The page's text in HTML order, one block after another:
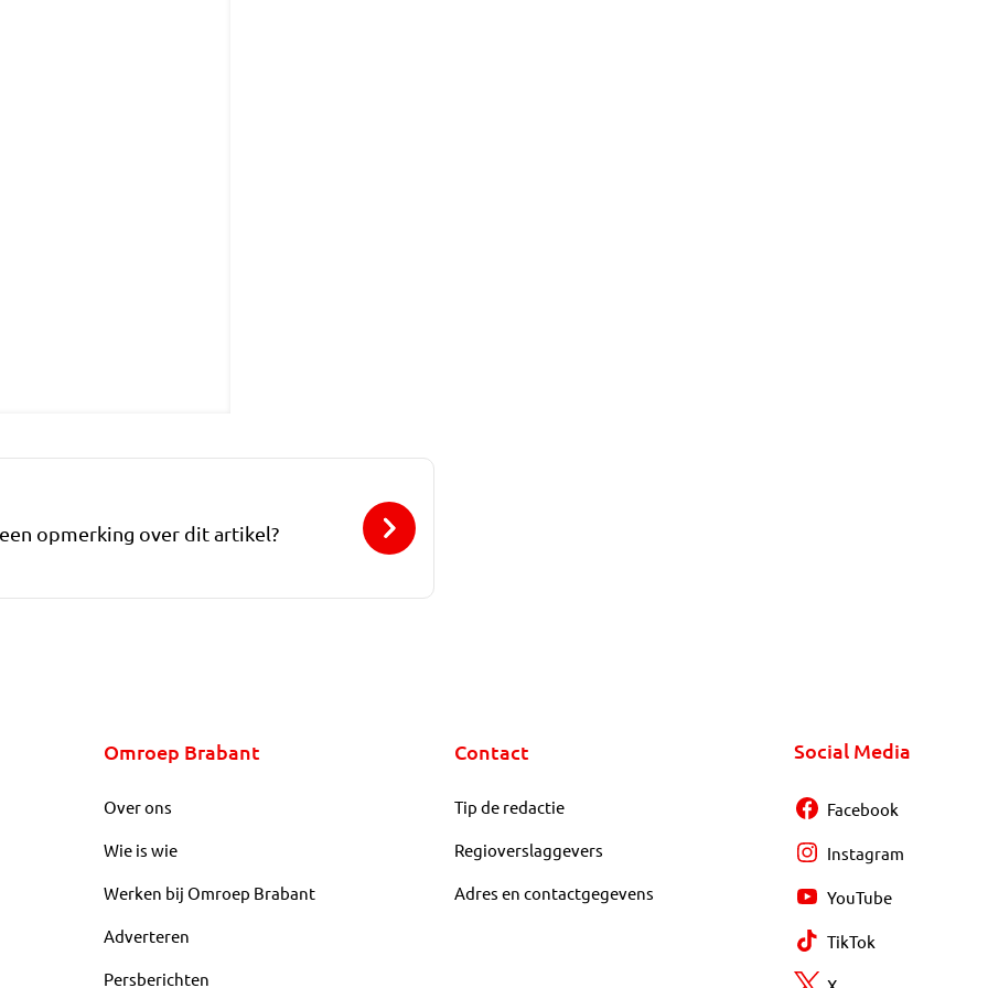
opmerking over dit artikel?
Omroep Brabant
Over ons
Wie is wie
Werken bij Omroep Brabant
Adverteren
Persberichten
Contact
Tip de redactie
Regioverslaggevers
Adres en contactgegevens
Social Media
Facebook
Instagram
YouTube
TikTok